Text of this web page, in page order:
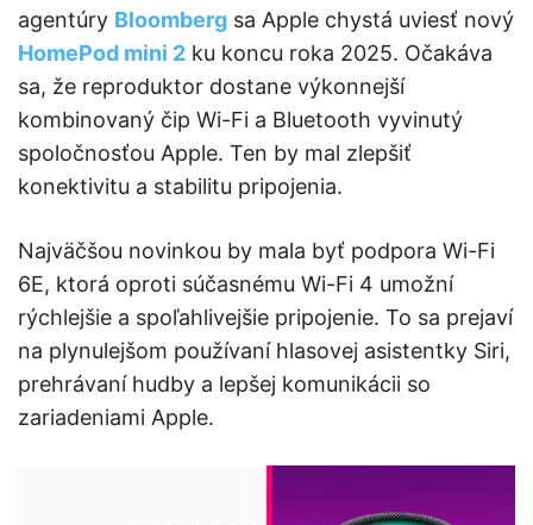
agentúry Bloomberg sa Apple chystá uviesť nový
HomePod mini 2 ku koncu roka 2025. Očakáva
sa, že reproduktor dostane výkonnejší
kombinovaný čip Wi-Fi a Bluetooth vyvinutý
spoločnosťou Apple. Ten by mal zlepšiť
konektivitu a stabilitu pripojenia.
Najväčšou novinkou by mala byť podpora Wi-Fi
6E, ktorá oproti súčasnému Wi-Fi 4 umožní
rýchlejšie a spoľahlivejšie pripojenie. To sa prejaví
na plynulejšom používaní hlasovej asistentky Siri,
prehrávaní hudby a lepšej komunikácii so
zariadeniami Apple.